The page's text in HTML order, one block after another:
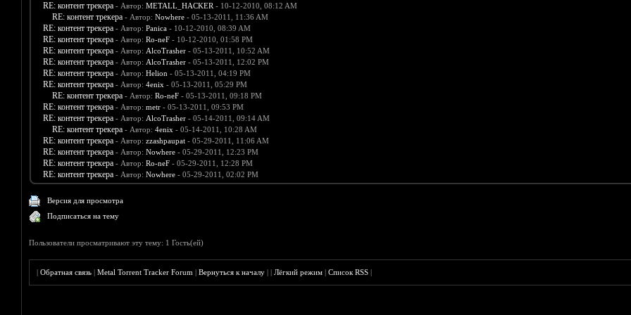
RE: контент трекера - Автор: METALL_HACKER - 10-12-2010, 08:12 AM
RE: контент трекера - Автор: Nowhere- 05-13-2011, 11:36 AM
RE: контент трекера - Автор: Panica- 10-12-2010, 08:39 AM
RE: контент трекера - Автор: Ro-neF- 10-12-2010, 01:58 PM
RE: контент трекера - Автор: AlcoTrasher- 05-13-2011, 10:52 AM
RE: контент трекера - Автор: AlcoTrasher- 05-13-2011, 12:02 PM
RE: контент трекера - Автор: Helion - 05-13-2011, 04:19 PM
RE: контент трекера - Автор: 4enix - 05-13-2011, 05:29 PM
RE: контент трекера - Автор: Ro-neF- 05-13-2011, 09:18 PM
RE: контент трекера - Автор: metr- 05-13-2011, 09:53 PM
RE: контент трекера - Автор: AlcoTrasher- 05-14-2011, 09:14 AM
RE: контент трекера - Автор: 4enix - 05-14-2011, 10:28 AM
RE: контент трекера - Автор: zzashpaupat- 05-29-2011, 11:06 AM
RE: контент трекера - Автор: Nowhere- 05-29-2011, 12:23 PM
RE: контент трекера - Автор: Ro-neF- 05-29-2011, 12:28 PM
RE: контент трекера - Автор: Nowhere- 05-29-2011, 02:02 PM
Версия для просмотра
Подписаться на тему
Пользователи просматривают эту тему: 1 Гость(ей)
|Обратная связь |Metal Torrent Tracker Forum |Вернуться к началу ||Лёгкий режим |Список RSS |